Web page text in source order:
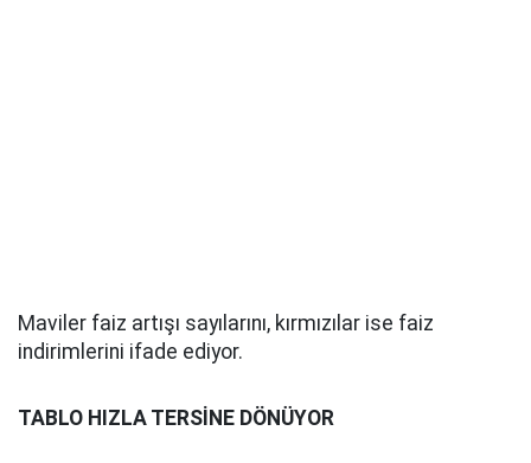
Maviler faiz artışı sayılarını, kırmızılar ise faiz
indirimlerini ifade ediyor.
TABLO HIZLA TERSİNE DÖNÜYOR